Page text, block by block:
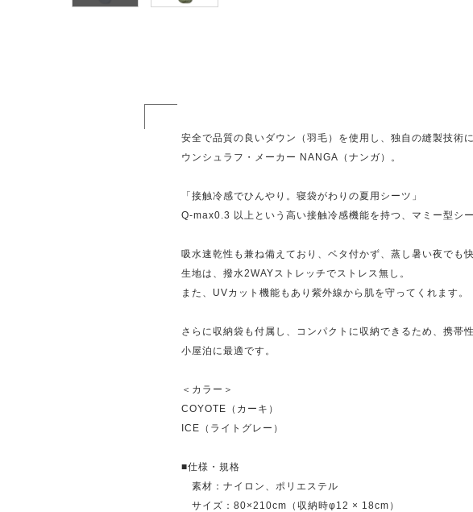
安全で品質の良いダウン（羽毛）を使用し、独自の縫製技術
ウンシュラフ・メーカー NANGA（ナンガ）。
「接触冷感でひんやり。寝袋がわりの夏用シーツ」
Q-max0.3 以上という高い接触冷感機能を持つ、マミー型シー
吸水速乾性も兼ね備えており、ベタ付かず、蒸し暑い夜でも
生地は、撥水2WAYストレッチでストレス無し。
また、UVカット機能もあり紫外線から肌を守ってくれます。
さらに収納袋も付属し、コンパクトに収納できるため、携帯
小屋泊に最適です。
＜カラー＞
COYOTE（カーキ）
ICE（ライトグレー）
■仕様・規格
素材：ナイロン、ポリエステル
サイズ：80×210cm（収納時φ12 × 18cm）